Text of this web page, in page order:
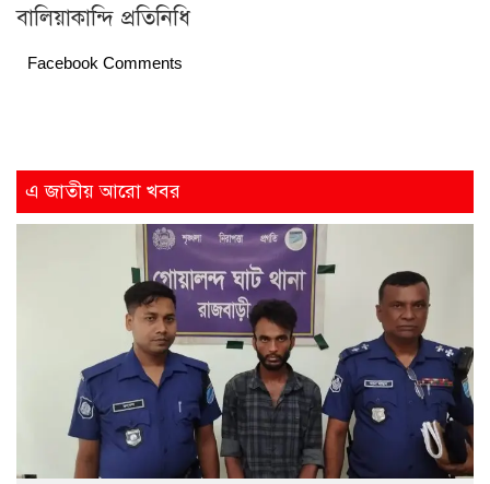
বালিয়াকান্দি প্রতিনিধি
Facebook Comments
এ জাতীয় আরো খবর